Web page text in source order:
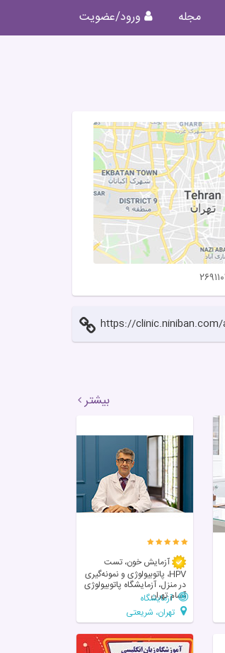
مجله ورود/عضویت
https://clinic.niniban.com/
بیشتر
آزمایش خون، تست
HPV، پاتوبیولوژی و نمونه‌گیری
در منزل، آزمایشگاه پاتوبیولوژی
آسام تهران
آزمایشگاه
تهران، شریعتی